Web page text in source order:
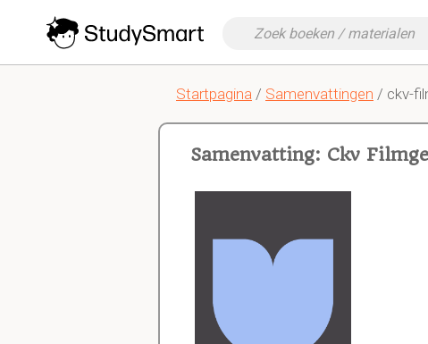
Startpagina / Samenvattingen / ckv-
Samenvatting: Ckv